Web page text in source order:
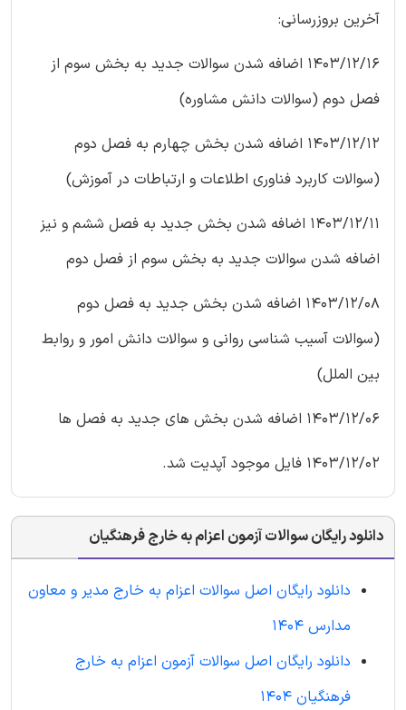
آخرین بروزرسانی:
1403/12/16 اضافه شدن سوالات جدید به بخش سوم از
فصل دوم (سوالات دانش مشاوره)
1403/12/12 اضافه شدن بخش چهارم به فصل دوم
(سوالات کاربرد فناوری اطلاعات و ارتباطات در آموزش)
1403/12/11 اضافه شدن بخش جدید به فصل ششم و نیز
اضافه شدن سوالات جدید به بخش سوم از فصل دوم
1403/12/08 اضافه شدن بخش جدید به فصل دوم
(سوالات آسیب شناسی روانی و سوالات دانش امور و روابط
بین الملل)
1403/12/06 اضافه شدن بخش های جدید به فصل ها
1403/12/02 فایل موجود آپدیت شد.
دانلود رایگان سوالات آزمون اعزام به خارج فرهنگیان
دانلود رایگان اصل سوالات اعزام به خارج مدیر و معاون
مدارس 1404
دانلود رایگان اصل سوالات آزمون اعزام به خارج
فرهنگیان 1404